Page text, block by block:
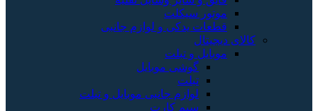
موتور سیکلت
قطعات یدکی و لوازم جانبی
کالای دیجیتال
موبایل و تبلت
گوشی موبایل
تبلت
لوازم جانبی موبایل و تبلت
سیم کارت